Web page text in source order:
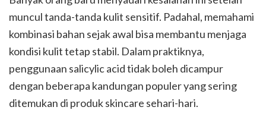
muncul tanda-tanda kulit sensitif. Padahal, memahami
kombinasi bahan sejak awal bisa membantu menjaga
kondisi kulit tetap stabil. Dalam praktiknya,
penggunaan salicylic acid tidak boleh dicampur
dengan beberapa kandungan populer yang sering
ditemukan di produk skincare sehari-hari.